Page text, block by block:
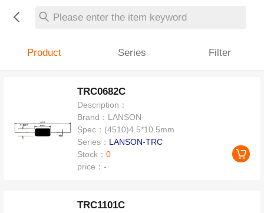
Please enter the item keyword
Product Series Filter
TRC0682C
Description：
Brand： LANSON
Spec： (4510)4.5*10.5mm
Series： LANSON-TRC
Stock：0
price：-
TRC1101C